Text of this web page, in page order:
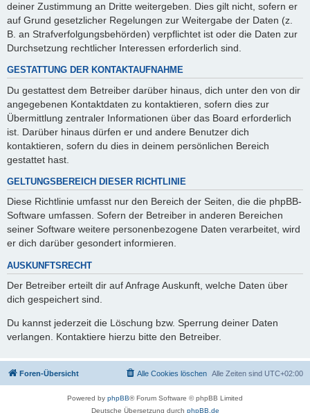
deiner Zustimmung an Dritte weitergeben. Dies gilt nicht, sofern er
auf Grund gesetzlicher Regelungen zur Weitergabe der Daten (z.
B. an Strafverfolgungsbehörden) verpflichtet ist oder die Daten zur
Durchsetzung rechtlicher Interessen erforderlich sind.
GESTATTUNG DER KONTAKTAUFNAHME
Du gestattest dem Betreiber darüber hinaus, dich unter den von dir
angegebenen Kontaktdaten zu kontaktieren, sofern dies zur
Übermittlung zentraler Informationen über das Board erforderlich
ist. Darüber hinaus dürfen er und andere Benutzer dich
kontaktieren, sofern du dies in deinem persönlichen Bereich
gestattet hast.
GELTUNGSBEREICH DIESER RICHTLINIE
Diese Richtlinie umfasst nur den Bereich der Seiten, die die phpBB-
Software umfassen. Sofern der Betreiber in anderen Bereichen
seiner Software weitere personenbezogene Daten verarbeitet, wird
er dich darüber gesondert informieren.
AUSKUNFTSRECHT
Der Betreiber erteilt dir auf Anfrage Auskunft, welche Daten über
dich gespeichert sind.
Du kannst jederzeit die Löschung bzw. Sperrung deiner Daten
verlangen. Kontaktiere hierzu bitte den Betreiber.
Foren-Übersicht Alle Zeiten sind UTC+02:00
Alle Cookies löschen
Powered by phpBB® Forum Software © phpBB Limited
Deutsche Übersetzung durch phpBB.de